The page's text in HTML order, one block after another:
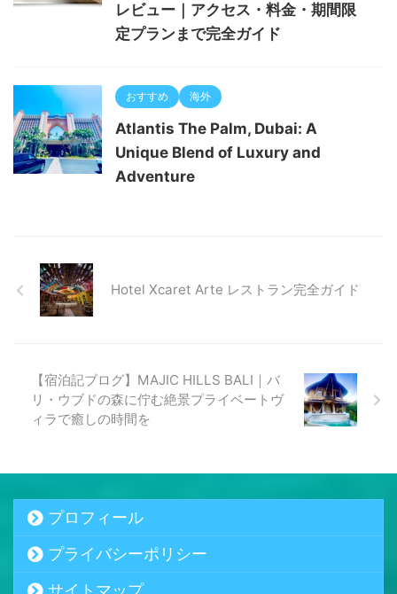
レビュー｜アクセス・料金・期間限
定プランまで完全ガイド
おすすめ 海外
Atlantis The Palm, Dubai: A
Unique Blend of Luxury and
Adventure
Hotel Xcaret Arte レストラン完全ガイド
【宿泊記ブログ】MAJIC HILLS BALI｜バ
リ・ウブドの森に佇む絶景プライベートヴ
ィラで癒しの時間を
プロフィール
プライバシーポリシー
サイトマップ